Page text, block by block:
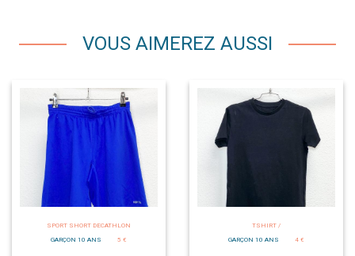
VOUS AIMEREZ AUSSI
SPORT SHORT DECATHLON
GARÇON 10 ANS
5 €
TSHIRT /
GARÇON 10 ANS
4 €